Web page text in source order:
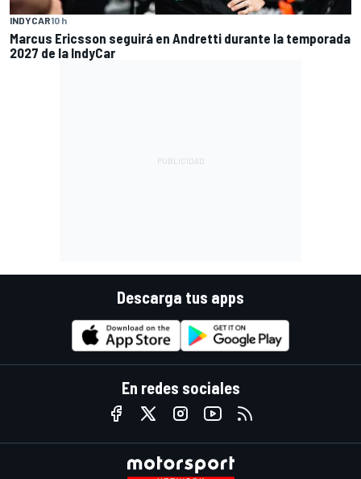
INDYCAR10 h
Marcus Ericsson seguirá en Andretti durante la temporada
2027 de la IndyCar
Descarga tus apps
En redes sociales